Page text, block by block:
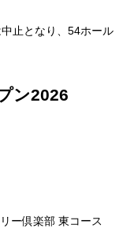
止となり、54ホール
ン2026
ー倶楽部 東コース